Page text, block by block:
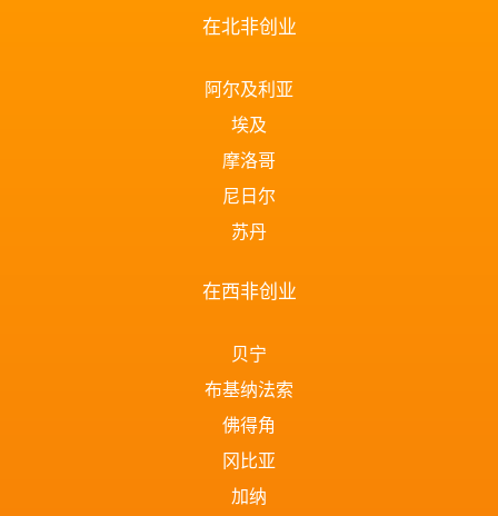
在北非创业
阿尔及利亚
埃及
摩洛哥
尼日尔
苏丹
在西非创业
贝宁
布基纳法索
佛得角
冈比亚
加纳